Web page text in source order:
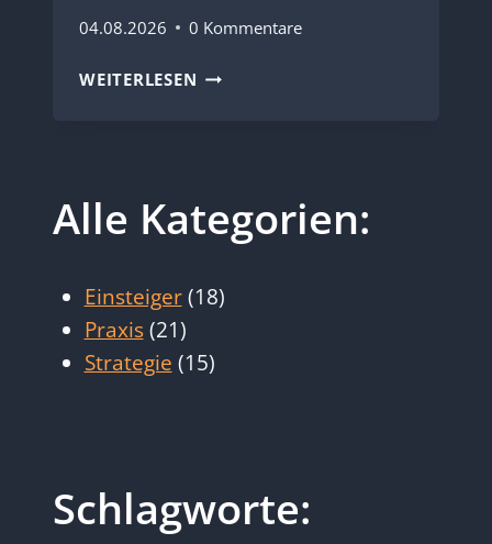
04.08.2026 0 Kommentare
WEITERLESEN KREATIVE
Alle Kategorien:
Einsteiger(18)
Praxis(21)
Strategie (15)
Schlagworte: